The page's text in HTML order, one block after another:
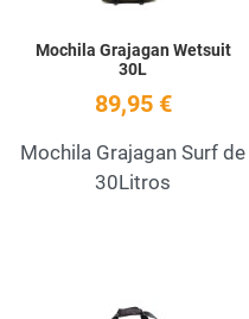
Mochila Grajagan Wetsuit
30L
89,95 €
Mochila Grajagan Surf de
30Litros